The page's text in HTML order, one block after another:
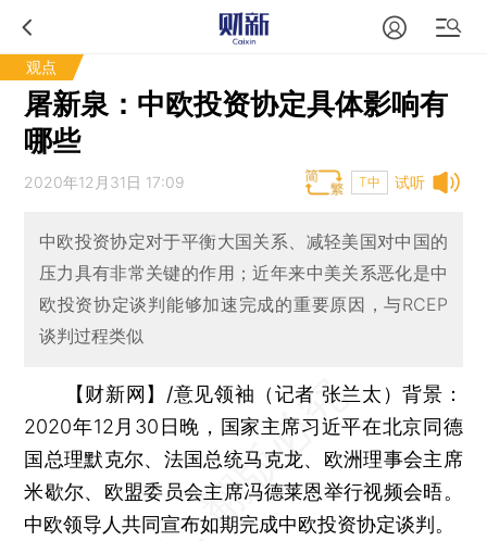
观点
屠新泉：中欧投资协定具体影响有
哪些
试听
2020年12月31日 17:09 T中
中欧投资协定对于平衡大国关系、减轻美国对中国的
压力具有非常关键的作用；近年来中美关系恶化是中
欧投资协定谈判能够加速完成的重要原因，与RCEP
谈判过程类似
【财新网】/意见领袖（记者 张兰太）背景：
2020年12月30日晚，国家主席习近平在北京同德
国总理默克尔、法国总统马克龙、欧洲理事会主席
米歇尔、欧盟委员会主席冯德莱恩举行视频会晤。
中欧领导人共同宣布如期完成中欧投资协定谈判。